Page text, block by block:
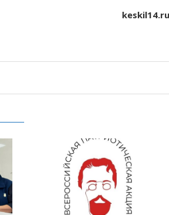
keskil14.ru